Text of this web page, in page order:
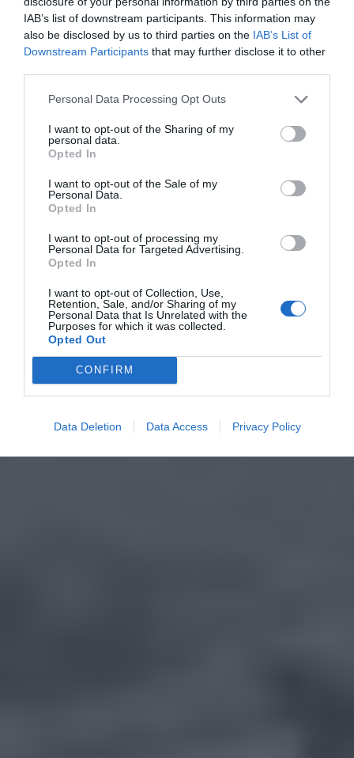
IAB’s list of downstream participants. This information may
also be disclosed by us to third parties on the IAB’s List of
Downstream Participants that may further disclose it to other
Personal Data Processing Opt Outs
I want to opt-out of the Sharing of my
personal data.
Opted In
I want to opt-out of the Sale of my
Personal Data.
Opted In
I want to opt-out of processing my
Personal Data for Targeted Advertising.
Opted In
I want to opt-out of Collection, Use,
Retention, Sale, and/or Sharing of my
Personal Data that Is Unrelated with the
Purposes for which it was collected.
Opted Out
CONFIRM
Data Deletion Data Access Privacy Policy